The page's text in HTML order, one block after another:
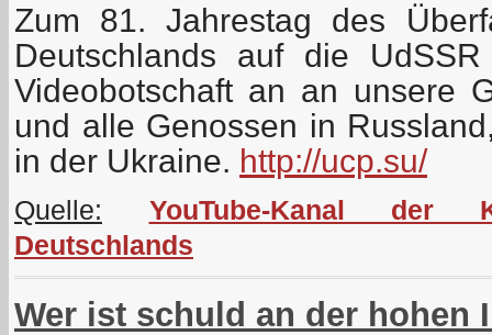
Zum 81. Jahrestag des
Deutschlands auf die
Videobotschaft an an unsere
und alle Genossen in
in der Ukraine. http://ucp.su/
Quelle:
YouTube-Kanal der
Deutschlands
Wer ist schuld an der hohen